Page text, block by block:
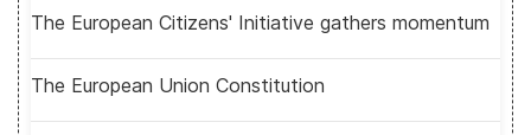
The European Citizens' Initiative gathers momentum
The European Union Constitution